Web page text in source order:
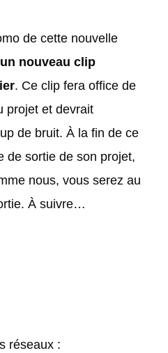
de cette nouvelle
un nouveau clip
. Ce clip fera office de
projet et devrait
de bruit. À la fin de ce
de sortie de son projet,
nous, vous serez au
À suivre…
réseaux :